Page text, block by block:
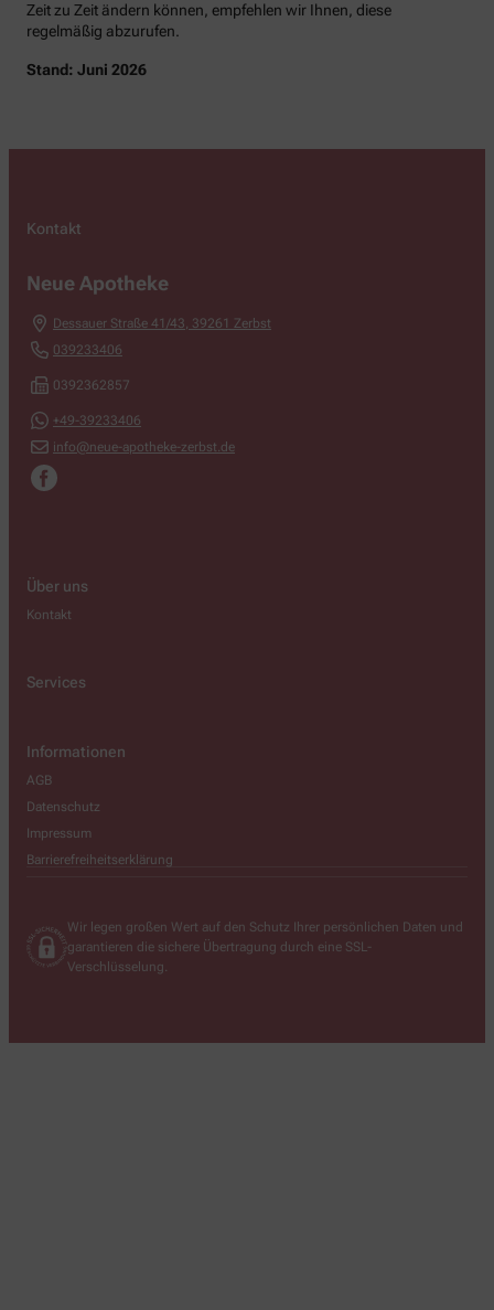
Zeit zu Zeit ändern können, empfehlen wir Ihnen, diese
regelmäßig abzurufen.
Stand: Juni 2026
Kontakt
Neue Apotheke
Dessauer Straße 41/43, 39261 Zerbst
039233406
0392362857
+49-39233406
info@neue-apotheke-zerbst.de
Über uns
Kontakt
Services
Informationen
AGB
Datenschutz
Impressum
Barrierefreiheitserklärung
Wir legen großen Wert auf den Schutz Ihrer persönlichen Daten und
garantieren die sichere Übertragung durch eine SSL-
Verschlüsselung.